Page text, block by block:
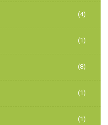
(4)
(1)
(8)
(1)
(1)